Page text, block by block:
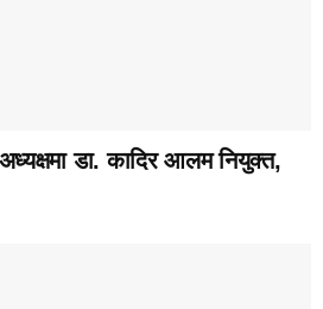
डा. कादिर आलम नियुक्त,